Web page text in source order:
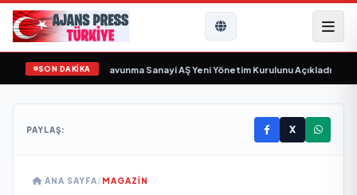
SON DAKİKA
Açıkgöz Savunma Sanayi AŞ Yeni Yönetim Kurulunu Açıkladı ve
PAYLAŞ: X
ANA SAYFA/MAGAZİN